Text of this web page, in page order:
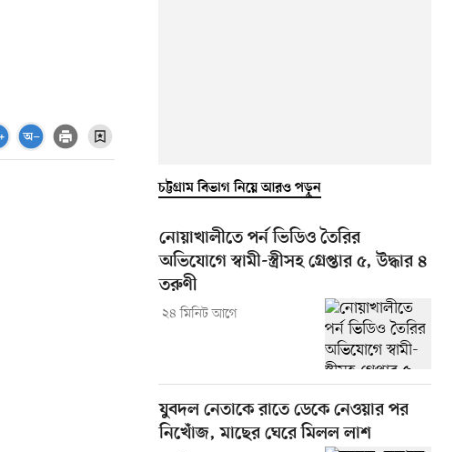
চট্টগ্রাম বিভাগ নিয়ে আরও পড়ুন
নোয়াখালীতে পর্ন ভিডিও তৈরির
অভিযোগে স্বামী-স্ত্রীসহ গ্রেপ্তার ৫, উদ্ধার ৪
তরুণী
২৪ মিনিট আগে
যুবদল নেতাকে রাতে ডেকে নেওয়ার পর
নিখোঁজ, মাছের ঘেরে মিলল লাশ